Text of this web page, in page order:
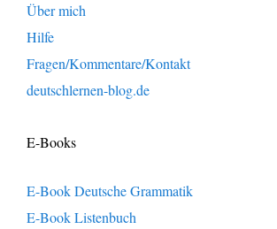
Über mich
Hilfe
Fragen/Kommentare/Kontakt
deutschlernen-blog.de
E-Books
E-Book Deutsche Grammatik
E-Book Listenbuch